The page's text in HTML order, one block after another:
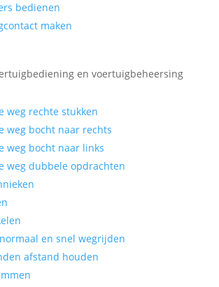
bedienen
maken
en voertuigbeheersing
weg rechte stukken
weg bocht naar rechts
weg bocht naar links
weg dubbele opdrachten
en snel wegrijden
afstand houden